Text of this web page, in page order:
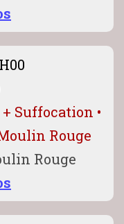
Suffocation •
Rouge
Rouge